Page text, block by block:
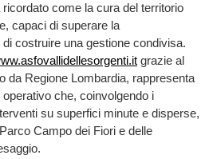
come la cura del territorio
capaci di superare la
costruire una gestione condivisa.
grazie al
da Regione Lombardia, rappresenta
che, coinvolgendo i
su superfici minute e disperse,
Campo dei Fiori e delle